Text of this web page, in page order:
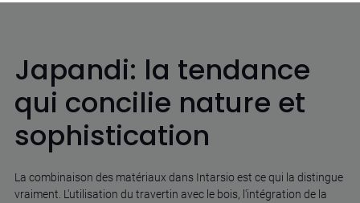
Japandi: la tendance
qui concilie nature et
sophistication
La combinaison des matériaux dans Intarsio est ce qui la distingue
vraiment. L'utilisation du travertin avec le bois, l'intégration de la